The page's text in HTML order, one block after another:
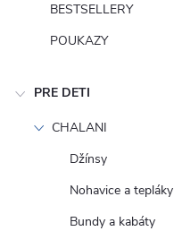
BESTSELLERY
POUKAZY
PRE DETI
CHALANI
Džínsy
Nohavice a tepláky
Bundy a kabáty